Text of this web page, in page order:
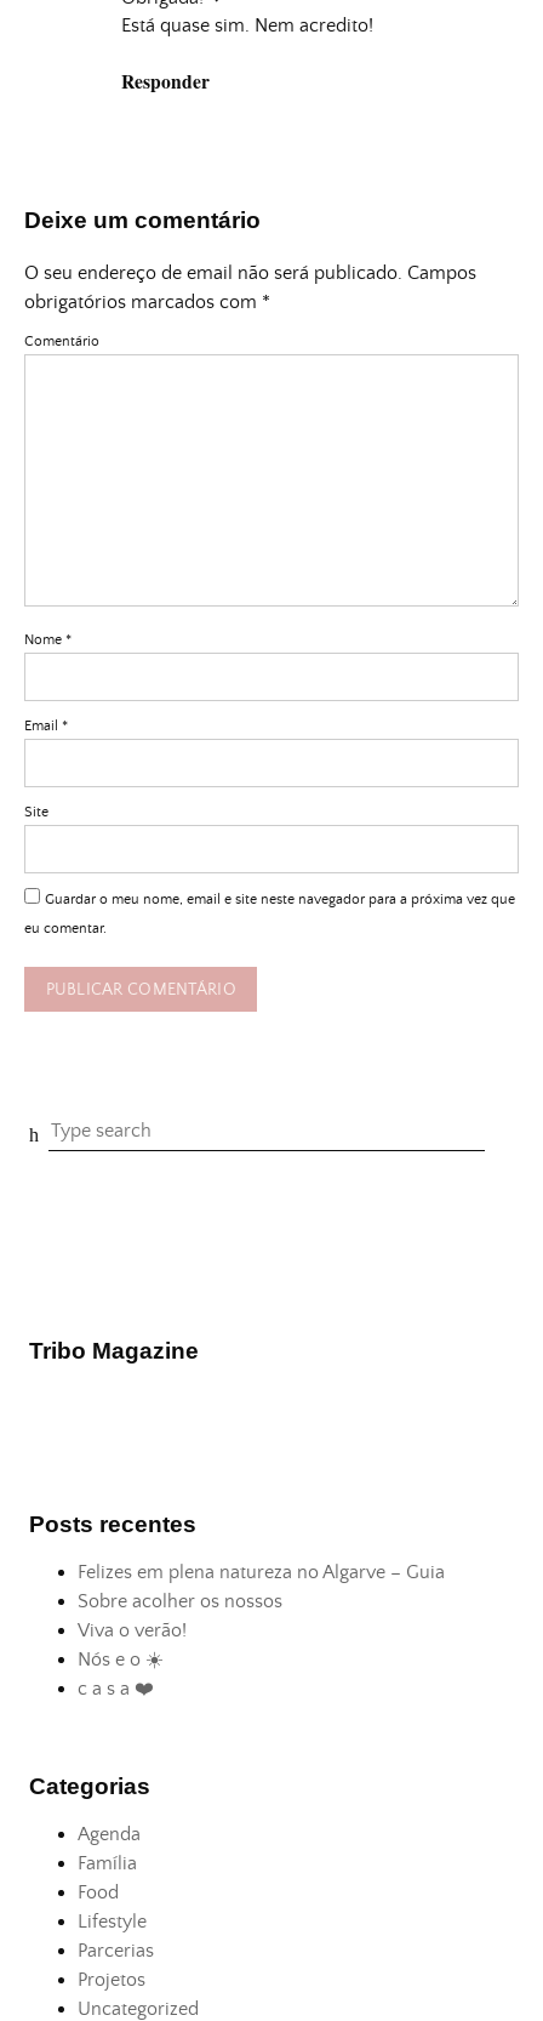
Está quase sim. Nem acredito!
Responder
Deixe um comentário
O seu endereço de email não será publicado. Campos
obrigatórios marcados com *
Comentário
Nome *
Email *
Site
Guardar o meu nome, email e site neste navegador para a próxima vez que
eu comentar.
Tribo Magazine
Posts recentes
Felizes em plena natureza no Algarve – Guia
Sobre acolher os nossos
Viva o verão!
Nós e o ☀️
c a s a ❤️
Categorias
Agenda
Família
Food
Lifestyle
Parcerias
Projetos
Uncategorized